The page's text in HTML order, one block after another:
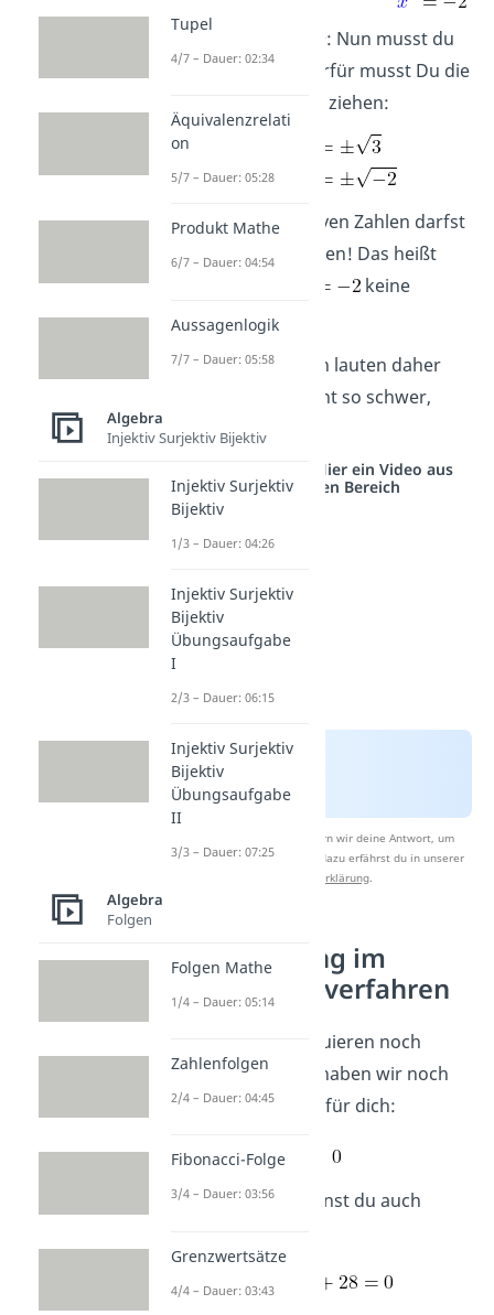
4. Berechnung von
: Nun musst du
nach
auflösen. Hierfür musst Du die
ziehen:
Vorsicht: Aus negativen Zahlen darfst
du keine Wurzel ziehen! Das heißt
keine
Lösung gibt.
Deine zwei Lösungen lauten daher
. Gar nicht so schwer,
oder?
Studyflix vernetzt: Hier ein Video aus
einem anderen Bereich
Nach Beantwortung speichern wir deine Antwort, um
Studyflix zu verbessern. Mehr dazu erfährst du in unserer
Datenschutzerklärung.
Weitere Übung im
Substitutionsverfahren
Du willst das Substituieren noch
einmal üben? Dann haben wir noch
eine zweite Aufgabe für dich:
Diese Gleichung kannst du auch
Tupel
4/7 – Dauer: 02:34
Äquivalenzrelati
on
5/7 – Dauer: 05:28
Produkt Mathe
6/7 – Dauer: 04:54
Aussagenlogik
7/7 – Dauer: 05:58
Algebra
Injektiv Surjektiv Bijektiv
Injektiv Surjektiv
Bijektiv
1/3 – Dauer: 04:26
Injektiv Surjektiv
Bijektiv
Übungsaufgabe
I
2/3 – Dauer: 06:15
Injektiv Surjektiv
Bijektiv
Übungsaufgabe
II
3/3 – Dauer: 07:25
Algebra
Folgen
Folgen Mathe
1/4 – Dauer: 05:14
Zahlenfolgen
2/4 – Dauer: 04:45
Fibonacci-Folge
3/4 – Dauer: 03:56
Grenzwertsätze
4/4 – Dauer: 03:43